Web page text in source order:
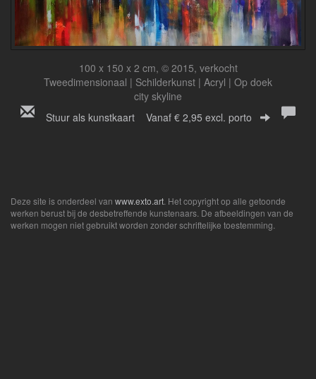
100 x 150 x 2 cm, © 2015, verkocht
Tweedimensionaal | Schilderkunst | Acryl | Op doek
city skyline
Stuur als kunstkaart Vanaf € 2,95 excl. porto
Deze site is onderdeel van www.exto.art. Het copyright op alle getoonde
werken berust bij de desbetreffende kunstenaars. De afbeeldingen van de
werken mogen niet gebruikt worden zonder schriftelijke toestemming.